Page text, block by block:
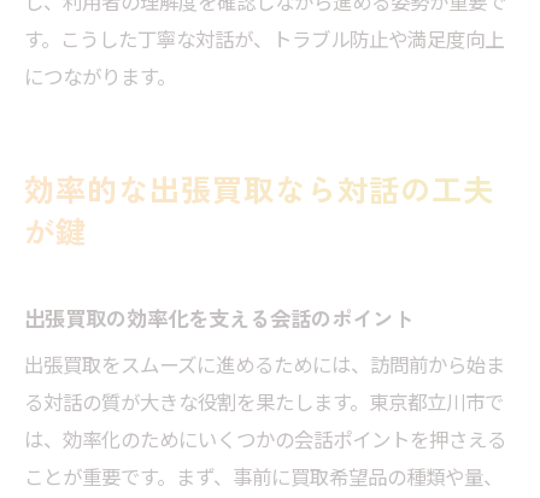
す。こうした丁寧な対話が、トラブル防止や満足度向上
につながります。
効率的な出張買取なら対話の工夫
が鍵
出張買取の効率化を支える会話のポイント
出張買取をスムーズに進めるためには、訪問前から始ま
る対話の質が大きな役割を果たします。東京都立川市で
は、効率化のためにいくつかの会話ポイントを押さえる
ことが重要です。まず、事前に買取希望品の種類や量、